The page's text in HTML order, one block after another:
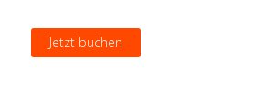
Jetzt buchen